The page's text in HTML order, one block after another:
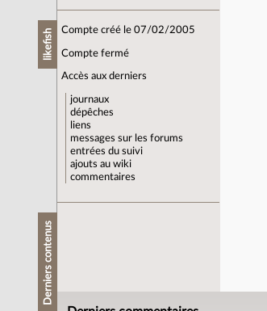
likefish Compte créé le 07/02/2005
Compte fermé
Accès aux derniers
journaux
dépêches
liens
messages sur les forums
entrées du suivi
ajouts au wiki
commentaires
Derniers contenus